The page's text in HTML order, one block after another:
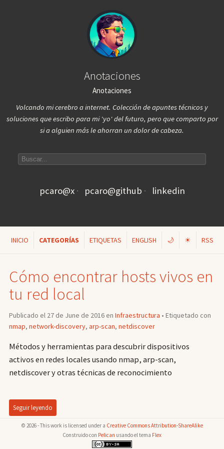
Anotaciones
Anotaciones
Volcando mi cerebro a internet. Colección de apuntes técnicos y
soluciones que escribo para mi 'yo' del futuro, pero que comparto por
si a alguien más le ahorran un dolor de cabeza.
pcaro@x pcaro@github linkedin
INICIO CATEGORÍAS ETIQUETAS ENGLISH 🌙 ☀ RSS
Cómo encontrar hosts vivos en
tu red local
Publicado el 27 de June de 2016 en Infraestructura • Etiquetado con
nmap, network-discovery, arp-scan, netdiscover
Métodos y herramientas para descubrir dispositivos
activos en redes locales usando nmap, arp-scan,
netdiscover y otras técnicas de reconocimiento
Seguir leyendo
© 2026 - This work is licensed under a Creative Commons Attribution-ShareAlike
Construido con Pelican usando el tema Flex